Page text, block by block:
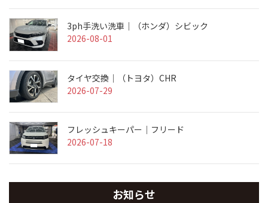
3ph手洗い洗車｜（ホンダ）シビック
2026-08-01
タイヤ交換｜（トヨタ）CHR
2026-07-29
フレッシュキーパー｜フリード
2026-07-18
お知らせ